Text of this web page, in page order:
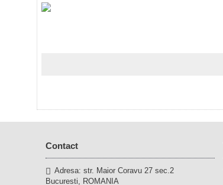
Contact
Adresa: str. Maior Coravu 27 sec.2
Bucuresti, ROMANIA